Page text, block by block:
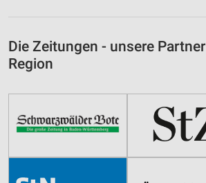
Die Zeitungen - unsere
Region